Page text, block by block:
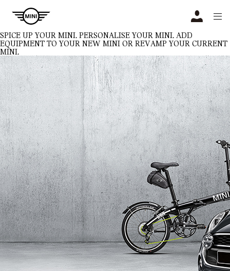
SPICE UP YOUR MINI. PERSONALISE YOUR MINI. ADD
EQUIPMENT TO YOUR NEW MINI OR REVAMP YOUR CURRENT
MINI.